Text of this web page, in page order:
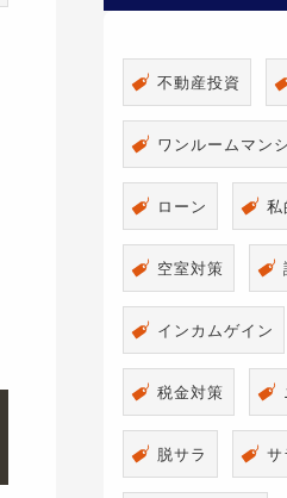
不動産投資
ワンルームマン
ローン 私
空室対策
インカムゲイン
税金対策
脱サラ サ